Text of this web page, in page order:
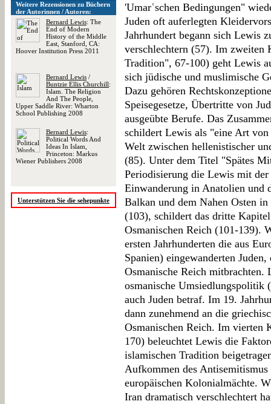
Weitere Rezensionen zu Büchern
der Autorinnen / Autoren:
Bernard Lewis: The
End of Modern
History of the Middle
East, Stanford, CA:
Hoover Institution Press 2011
Bernard Lewis /
Buntzie Ellis Churchill:
Islam. The Religion
And The People,
Upper Saddle River: Wharton
School Publishing 2008
Bernard Lewis:
Political Words And
Ideas In Islam,
Princeton: Markus
Wiener Publishers 2008
Unterstützen Sie die sehepunkte
'Umarʿschen Bedingungen"
Juden oft auferlegten
Jahrhundert begann sich Lewis
verschlechtern (57). Im
Tradition", 67-100) geht Lewis
sich jüdische und muslimische
Dazu gehören
Speisegesetze, Übertritte von
ausgeübte Berufe. Das
schildert Lewis als "eine Art
Welt zwischen hellenistischer
(85). Unter dem Titel "Spätes
Periodisierung die Lewis mit
Einwanderung in Anatolien und
Balkan und dem Nahen Osten
(103), schildert das dritte
Osmanischen Reich (101-139).
ersten Jahrhunderten die aus
Spanien) eingewanderten
Osmanische Reich mitbrachten.
osmanische Umsiedlungspolitik (
auch Juden betraf. Im 19.
dann zunehmend an die
Osmanischen Reich. Im vierten
170) beleuchtet Lewis die
islamischen Tradition
Aufkommen des
europäischen Kolonialmächte.
Iran dramatisch verschlechtert